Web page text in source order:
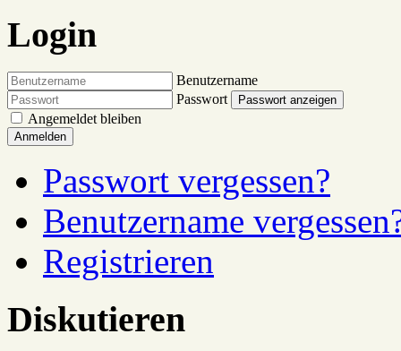
Login
Benutzername
Passwort
Passwort anzeigen
Angemeldet bleiben
Anmelden
Passwort vergessen?
Benutzername
Registrieren
Diskutieren